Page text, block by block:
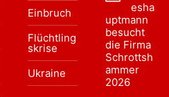
Einbruch
Flüchtling
skrise
Ukraine
esha
uptmann
besucht
die Firma
Schrottsh
ammer
2026